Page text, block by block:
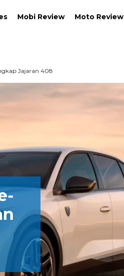
Mobi Review Moto Review
Jajaran 408